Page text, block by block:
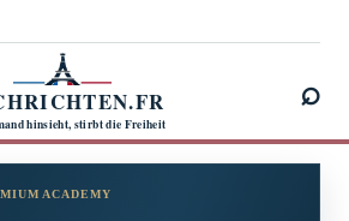
hinsieht, stirbt die Freiheit
⌕
ACADEMY